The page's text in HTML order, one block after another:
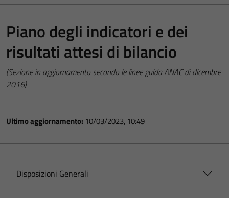
Piano degli indicatori e dei
risultati attesi di bilancio
(Sezione in aggiornamento secondo le linee guida ANAC di dicembre
2016)
Ultimo aggiornamento: 10/03/2023, 10:49
Disposizioni Generali